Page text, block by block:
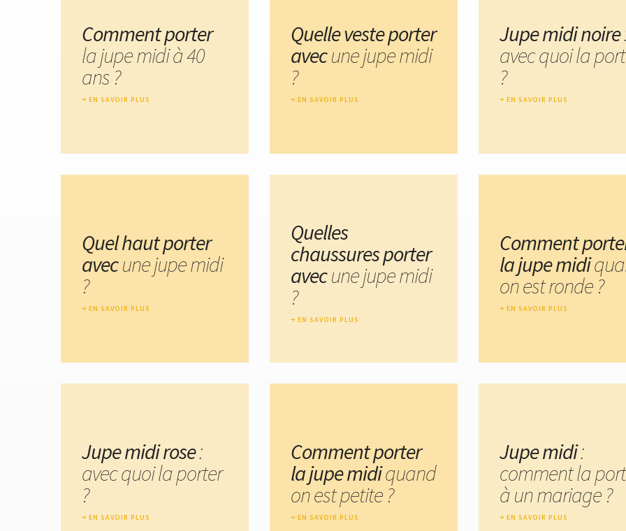
Comment porter
la jupe midi à 40
ans ?
EN SAVOIR PLUS
Quelle veste porter
avecune jupe midi
?
EN SAVOIR PLUS
Jupe midi noire
avec quoi la
?
EN SAVOIR PLUS
Quel haut porter
avecune jupe midi
?
EN SAVOIR PLUS
Quelles
chaussures porter
avecune jupe midi
?
EN SAVOIR PLUS
Comment
la jupe midi
on est ronde ?
EN SAVOIR PLUS
Jupe midi rose:
avec quoi la porter
?
EN SAVOIR PLUS
Comment porter
la jupe midiquand
on est petite ?
EN SAVOIR PLUS
Jupe midi:
comment la
à un mariage ?
EN SAVOIR PLUS